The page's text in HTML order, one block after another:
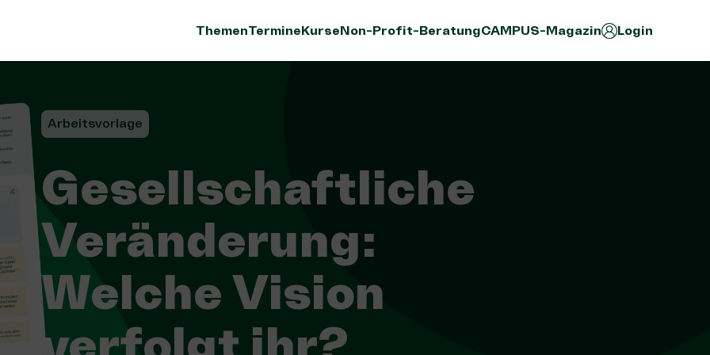
ThemenTermineKurseNon-Profit-BeratungCAMPUS-Magazin Login
Arbeitsvorlage
Gesellschaftliche
Veränderung:
Welche Vision